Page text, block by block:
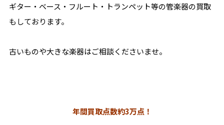
ギター・ベース・フルート・トランペット等の管楽器の買取
もしております。
古いものや大きな楽器はご相談くださいませ。
年間買取点数約3万点！